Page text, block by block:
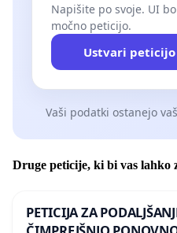
Napišite po svoje. UI
močno peticijo.
Ustvari peticijo
Vaši podatki ostanejo
Druge peticije, ki bi vas lahko
PETICIJA ZA